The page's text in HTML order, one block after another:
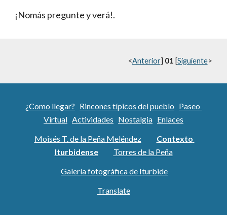
¡Nomás pregunte y verá!.
<Anterior] 01 [Siguiente>
¿Como llegar? Rincones típicos del pueblo Paseo
Virtual Actividades Nostalgia Enlaces
Moisés T. de la Peña Meléndez
Contexto
Iturbidense
Torres de la Peña
Galería fotográfica de Iturbide
Translate